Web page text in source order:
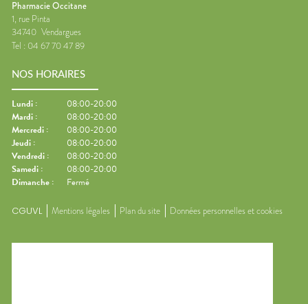
Pharmacie Occitane
1, rue Pinta
34740 Vendargues
Tel : 04 67 70 47 89
NOS HORAIRES
Lundi :
08:00-20:00
Mardi :
08:00-20:00
Mercredi :
08:00-20:00
Jeudi :
08:00-20:00
Vendredi :
08:00-20:00
Samedi :
08:00-20:00
Dimanche : Fermé
CGUVL Mentions légales Plan du site Données personnelles et cookies